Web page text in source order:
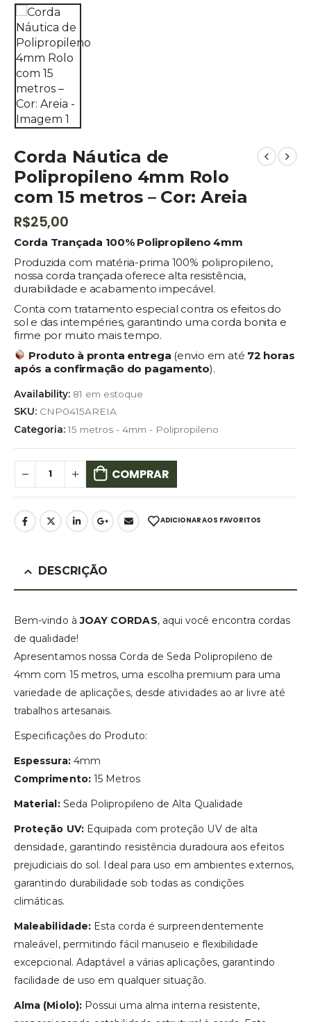
Corda Náutica de
Polipropileno 4mm Rolo
com 15 metros – Cor: Areia
R$25,00
Corda Trançada 100% Polipropileno 4mm
Produzida com matéria-prima 100% polipropileno,
nossa corda trançada oferece alta resistência,
durabilidade e acabamento impecável.
Conta com tratamento especial contra os efeitos do
sol e das intempéries, garantindo uma corda bonita e
firme por muito mais tempo.
Produto à pronta entrega (envio em até 72 horas
após a confirmação do pagamento).
Availability: 81 em estoque
SKU: CNP0415AREIA
Categoria:15 metros - 4mm - Polipropileno
COMPRAR
ADICIONAR AOS FAVORITOS
DESCRIÇÃO
Bem-vindo àJOAY CORDAS, aqui você encontra cordas
de qualidade!
Apresentamos nossa Corda de Seda Polipropileno de
4mm com 15 metros, uma escolha premium para uma
variedade de aplicações, desde atividades ao ar livre até
trabalhos artesanais.
Especificações do Produto:
Espessura:4mm
Comprimento:15 Metros
Material:Seda Polipropileno de Alta Qualidade
Proteção UV:Equipada com proteção UV de alta
densidade, garantindo resistência duradoura aos efeitos
prejudiciais do sol. Ideal para uso em ambientes externos,
garantindo durabilidade sob todas as condições
climáticas.
Maleabilidade:Esta corda é surpreendentemente
maleável, permitindo fácil manuseio e flexibilidade
excepcional. Adaptável a várias aplicações, garantindo
facilidade de uso em qualquer situação.
Alma (Miolo):Possui uma alma interna resistente,